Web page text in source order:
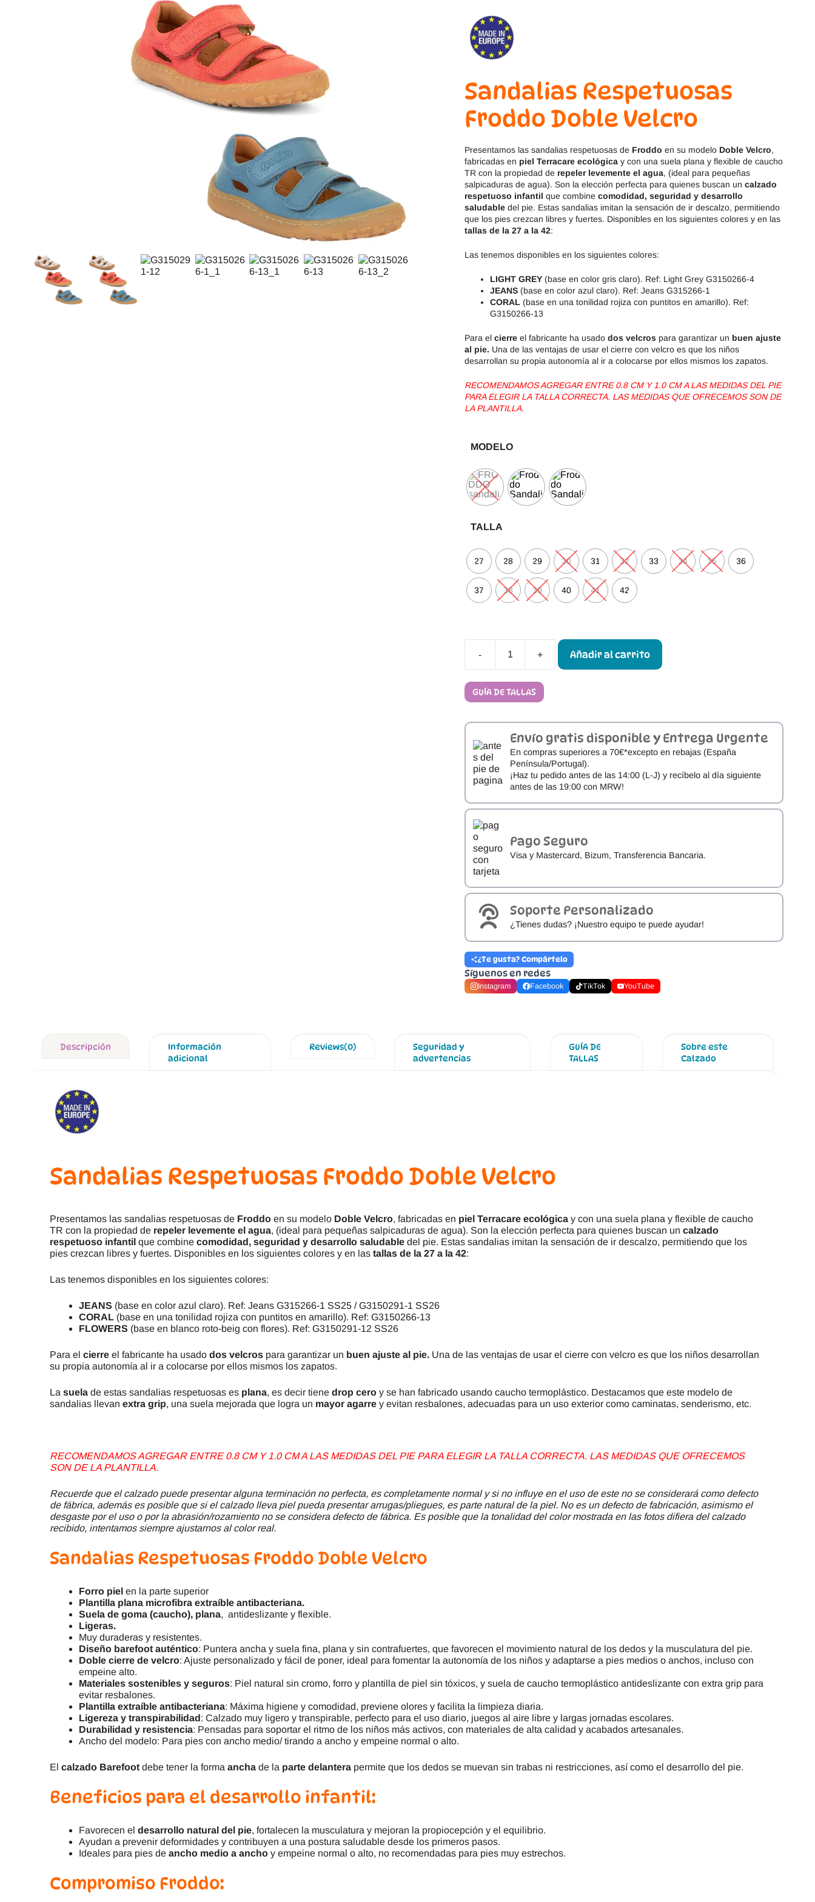
Pirufin
Saguaro
Victoria Ipanema
Stitch & Walk
Vivant
Titanitos
Tikki
Zapy
Sandalias Respetuosas
Froddo Doble Velcro
Presentamos las sandalias respetuosas de Froddo en su modelo Doble Velcro,
fabricadas en piel Terracare ecológica y con una suela plana y flexible de caucho
TR con la propiedad de repeler levemente el agua, (ideal para pequeñas
salpicaduras de agua). Son la elección perfecta para quienes buscan un calzado
respetuoso infantil que combine comodidad, seguridad y desarrollo
saludable del pie. Estas sandalias imitan la sensación de ir descalzo, permitiendo
que los pies crezcan libres y fuertes. Disponibles en los siguientes colores y en las
tallas de la 27 a la 42:
Las tenemos disponibles en los siguientes colores:
LIGHT GREY (base en color gris claro). Ref: Light Grey G3150266-4
JEANS (base en color azul claro). Ref: Jeans G315266-1
CORAL (base en una tonilidad rojiza con puntitos en amarillo). Ref:
G3150266-13
Para el cierre el fabricante ha usado dos velcros para garantizar un buen ajuste
al pie. Una de las ventajas de usar el cierre con velcro es que los niños
desarrollan su propia autonomía al ir a colocarse por ellos mismos los zapatos.
RECOMENDAMOS AGREGAR ENTRE 0.8 CM Y 1.0 CM A LAS MEDIDAS DEL PIE
PARA ELEGIR LA TALLA CORRECTA. LAS MEDIDAS QUE OFRECEMOS SON DE
LA PLANTILLA.
MODELO
TALLA
27 28 29 30 31 32 33 34 35 36
37 38 39 40 41 42
-
Sandalias
Respetuosas
Froddo
Doble
Velcro
+ Añadir al carrito
GUÍA DE TALLAS
Envío gratis disponible y Entrega Urgente
En compras superiores a 70€*excepto en rebajas (España
Península/Portugal).
¡Haz tu pedido antes de las 14:00 (L-J) y recíbelo al día siguiente
antes de las 19:00 con MRW!
Pago Seguro
Visa y Mastercard, Bizum, Transferencia Bancaria.
Soporte Personalizado
¿Tienes dudas? ¡Nuestro equipo te puede ayudar!
¿Te gusta? Compártelo
Síguenos en redes
Instagram Facebook TikTok YouTube
Descripción
Información
adicional
Reviews(0)
Seguridad y
advertencias
GUÍA DE
TALLAS
Sobre este
Calzado
Sandalias Respetuosas Froddo Doble Velcro
Presentamos las sandalias respetuosas de Froddo en su modelo Doble Velcro, fabricadas en piel Terracare ecológica y con una suela plana y flexible de caucho
TR con la propiedad de repeler levemente el agua, (ideal para pequeñas salpicaduras de agua). Son la elección perfecta para quienes buscan un calzado
respetuoso infantil que combine comodidad, seguridad y desarrollo saludable del pie. Estas sandalias imitan la sensación de ir descalzo, permitiendo que los
pies crezcan libres y fuertes. Disponibles en los siguientes colores y en las tallas de la 27 a la 42:
Las tenemos disponibles en los siguientes colores:
JEANS (base en color azul claro). Ref: Jeans G315266-1 SS25 / G3150291-1 SS26
CORAL (base en una tonilidad rojiza con puntitos en amarillo). Ref: G3150266-13
FLOWERS (base en blanco roto-beig con flores). Ref: G3150291-12 SS26
Para el cierre el fabricante ha usado dos velcros para garantizar un buen ajuste al pie. Una de las ventajas de usar el cierre con velcro es que los niños desarrollan
su propia autonomía al ir a colocarse por ellos mismos los zapatos.
La suela de estas sandalias respetuosas es plana, es decir tiene drop cero y se han fabricado usando caucho termoplástico. Destacamos que este modelo de
sandalias llevan extra grip, una suela mejorada que logra un mayor agarre y evitan resbalones, adecuadas para un uso exterior como caminatas, senderismo, etc.
RECOMENDAMOS AGREGAR ENTRE 0.8 CM Y 1.0 CM A LAS MEDIDAS DEL PIE PARA ELEGIR LA TALLA CORRECTA. LAS MEDIDAS QUE OFRECEMOS
SON DE LA PLANTILLA.
Recuerde que el calzado puede presentar alguna terminación no perfecta, es completamente normal y si no influye en el uso de este no se considerará como defecto
de fábrica, además es posible que si el calzado lleva piel pueda presentar arrugas/pliegues, es parte natural de la piel. No es un defecto de fabricación, asimismo el
desgaste por el uso o por la abrasión/rozamiento no se considera defecto de fábrica. Es posible que la tonalidad del color mostrada en las fotos difiera del calzado
recibido, intentamos siempre ajustarnos al color real.
Sandalias Respetuosas Froddo Doble Velcro
Forro piel en la parte superior
Plantilla plana microfibra extraíble antibacteriana.
Suela de goma (caucho), plana, antideslizante y flexible.
Ligeras.
Muy duraderas y resistentes.
Diseño barefoot auténtico: Puntera ancha y suela fina, plana y sin contrafuertes, que favorecen el movimiento natural de los dedos y la musculatura del pie.
Doble cierre de velcro: Ajuste personalizado y fácil de poner, ideal para fomentar la autonomía de los niños y adaptarse a pies medios o anchos, incluso con
empeine alto.
Materiales sostenibles y seguros: Piel natural sin cromo, forro y plantilla de piel sin tóxicos, y suela de caucho termoplástico antideslizante con extra grip para
evitar resbalones.
Plantilla extraíble antibacteriana: Máxima higiene y comodidad, previene olores y facilita la limpieza diaria.
Ligereza y transpirabilidad: Calzado muy ligero y transpirable, perfecto para el uso diario, juegos al aire libre y largas jornadas escolares.
Durabilidad y resistencia: Pensadas para soportar el ritmo de los niños más activos, con materiales de alta calidad y acabados artesanales.
Ancho del modelo: Para pies con ancho medio/ tirando a ancho y empeine normal o alto.
El calzado Barefoot debe tener la forma ancha de la parte delantera permite que los dedos se muevan sin trabas ni restricciones, así como el desarrollo del pie.
Beneficios para el desarrollo infantil:
Favorecen el desarrollo natural del pie, fortalecen la musculatura y mejoran la propiocepción y el equilibrio.
Ayudan a prevenir deformidades y contribuyen a una postura saludable desde los primeros pasos.
Ideales para pies de ancho medio a ancho y empeine normal o alto, no recomendadas para pies muy estrechos.
Compromiso Froddo: